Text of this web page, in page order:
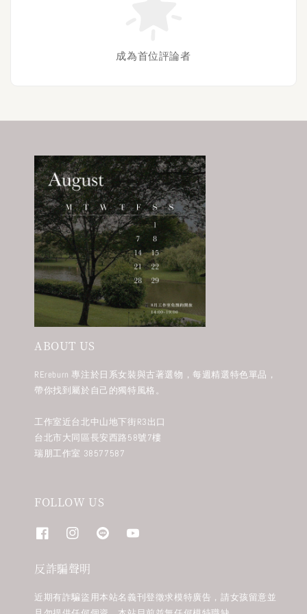
成為首位評論者
ABOUT US
REreburn 專注於日系女裝與古著選物，每週精選特色單品，
帶你找到屬於自己的獨特風格。
工作室近台北中山地下街R3出口
台北市大同區長安西路58號7樓
瑞朋工作室 38577587
FOLLOW US
反詐騙聲明
近期有詐騙盜用本站名義刊登徵求模特廣告，請女孩留意並